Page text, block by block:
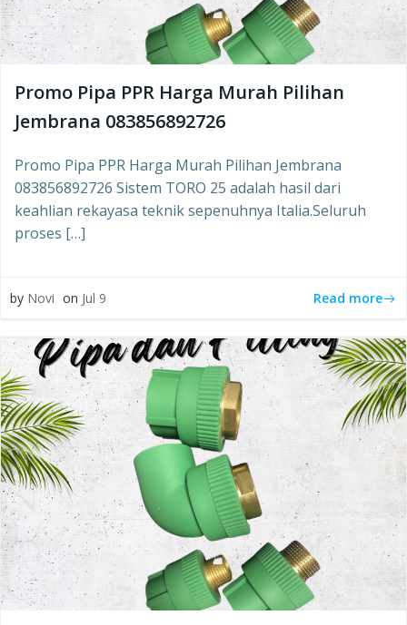
Promo Pipa PPR Harga Murah Pilihan
Jembrana 083856892726
Promo Pipa PPR Harga Murah Pilihan Jembrana
083856892726 Sistem TORO 25 adalah hasil dari
keahlian rekayasa teknik sepenuhnya Italia.Seluruh
proses […]
by Novi on Jul 9 Read more